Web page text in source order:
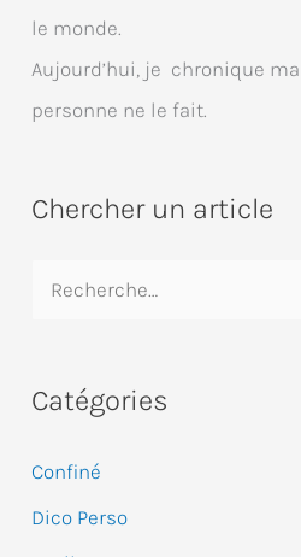
le monde.
Aujourd’hui, je chronique
personne ne le fait.
Chercher un article
h
r
c
Catégories
Confiné
Dico Perso